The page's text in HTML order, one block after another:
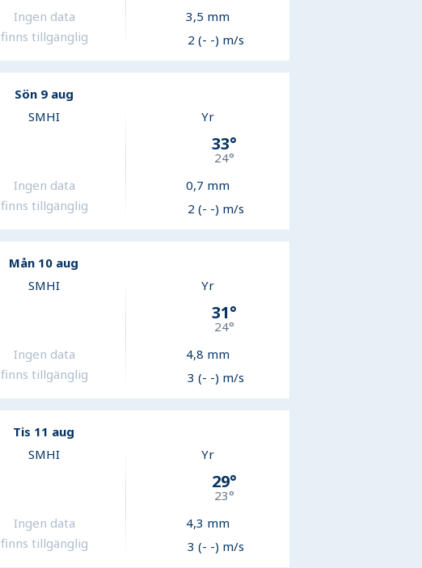
Ingen data
finns tillgänglig
3,5 mm
2 (- -) m/s
Sön 9 aug
SMHI
Ingen data
finns tillgänglig
Yr
33°
24°
0,7 mm
2 (- -) m/s
Mån 10 aug
SMHI
Ingen data
finns tillgänglig
Yr
31°
24°
4,8 mm
3 (- -) m/s
Tis 11 aug
SMHI
Ingen data
finns tillgänglig
Yr
29°
23°
4,3 mm
3 (- -) m/s